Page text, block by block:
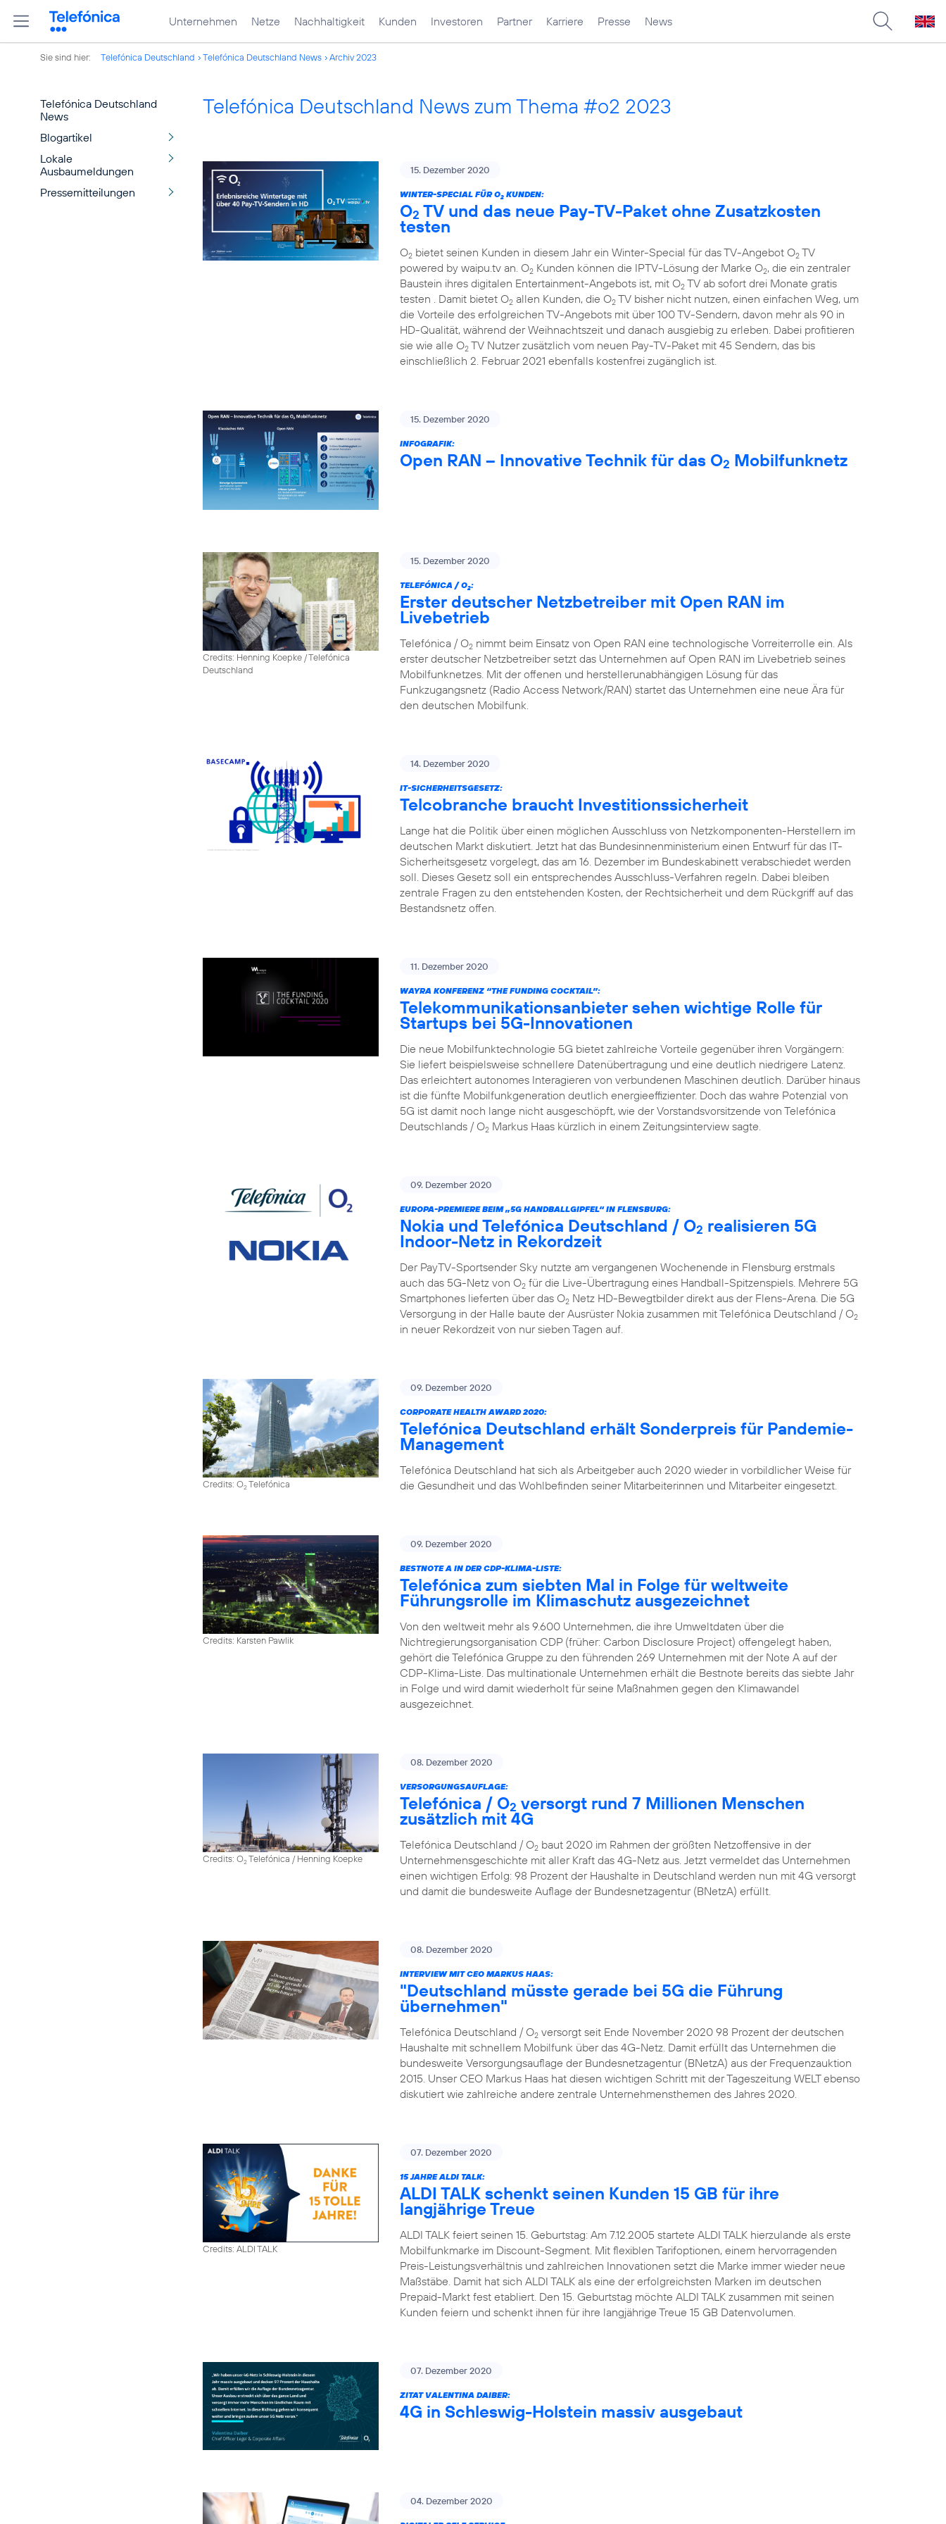
Unternehmen Netze Nachhaltigkeit Kunden Investoren Partner Karriere Presse News
Sie sind hier: Telefónica Deutschland Telefónica Deutschland News Archiv 2023
Telefónica Deutschland
News
Blogartikel
Lokale
Ausbaumeldungen
Pressemitteilungen
Telefónica Deutschland News zum Thema #o2 2023
15. Dezember 2020
WINTER-SPECIAL FÜR O2 KUNDEN:
O2 TV und das neue Pay-TV-Paket ohne Zusatzkosten
testen
O2 bietet seinen Kunden in diesem Jahr ein Winter-Special für das TV-Angebot O2 TV
powered by waipu.tv an. O2 Kunden können die IPTV-Lösung der Marke O2, die ein zentraler
Baustein ihres digitalen Entertainment-Angebots ist, mit O2 TV ab sofort drei Monate gratis
testen . Damit bietet O2 allen Kunden, die O2 TV bisher nicht nutzen, einen einfachen Weg, um
die Vorteile des erfolgreichen TV-Angebots mit über 100 TV-Sendern, davon mehr als 90 in
HD-Qualität, während der Weihnachtszeit und danach ausgiebig zu erleben. Dabei profitieren
sie wie alle O2 TV Nutzer zusätzlich vom neuen Pay-TV-Paket mit 45 Sendern, das bis
einschließlich 2. Februar 2021 ebenfalls kostenfrei zugänglich ist.
15. Dezember 2020
INFOGRAFIK:
Open RAN – Innovative Technik für das O2 Mobilfunknetz
Credits: Henning Koepke / Telefónica
Deutschland
15. Dezember 2020
TELEFÓNICA / O2:
Erster deutscher Netzbetreiber mit Open RAN im
Livebetrieb
Telefónica / O2 nimmt beim Einsatz von Open RAN eine technologische Vorreiterrolle ein. Als
erster deutscher Netzbetreiber setzt das Unternehmen auf Open RAN im Livebetrieb seines
Mobilfunknetzes. Mit der offenen und herstellerunabhängigen Lösung für das
Funkzugangsnetz (Radio Access Network/RAN) startet das Unternehmen eine neue Ära für
den deutschen Mobilfunk.
14. Dezember 2020
IT-SICHERHEITSGESETZ:
Telcobranche braucht Investitionssicherheit
Lange hat die Politik über einen möglichen Ausschluss von Netzkomponenten-Herstellern im
deutschen Markt diskutiert. Jetzt hat das Bundesinnenministerium einen Entwurf für das IT-
Sicherheitsgesetz vorgelegt, das am 16. Dezember im Bundeskabinett verabschiedet werden
soll. Dieses Gesetz soll ein entsprechendes Ausschluss-Verfahren regeln. Dabei bleiben
zentrale Fragen zu den entstehenden Kosten, der Rechtsicherheit und dem Rückgriff auf das
Bestandsnetz offen.
11. Dezember 2020
WAYRA KONFERENZ “THE FUNDING COCKTAIL”:
Telekommunikationsanbieter sehen wichtige Rolle für
Startups bei 5G-Innovationen
Die neue Mobilfunktechnologie 5G bietet zahlreiche Vorteile gegenüber ihren Vorgängern:
Sie liefert beispielsweise schnellere Datenübertragung und eine deutlich niedrigere Latenz.
Das erleichtert autonomes Interagieren von verbundenen Maschinen deutlich. Darüber hinaus
ist die fünfte Mobilfunkgeneration deutlich energieeffizienter. Doch das wahre Potenzial von
5G ist damit noch lange nicht ausgeschöpft, wie der Vorstandsvorsitzende von Telefónica
Deutschlands / O2 Markus Haas kürzlich in einem Zeitungsinterview sagte.
09. Dezember 2020
EUROPA-PREMIERE BEIM „5G HANDBALLGIPFEL“ IN FLENSBURG:
Nokia und Telefónica Deutschland / O2 realisieren 5G
Indoor-Netz in Rekordzeit
Der PayTV-Sportsender Sky nutzte am vergangenen Wochenende in Flensburg erstmals
auch das 5G-Netz von O2 für die Live-Übertragung eines Handball-Spitzenspiels. Mehrere 5G
Smartphones lieferten über das O2 Netz HD-Bewegtbilder direkt aus der Flens-Arena. Die 5G
Versorgung in der Halle baute der Ausrüster Nokia zusammen mit Telefónica Deutschland / O2
in neuer Rekordzeit von nur sieben Tagen auf.
Credits: O2Telefónica
09. Dezember 2020
CORPORATE HEALTH AWARD 2020:
Telefónica Deutschland erhält Sonderpreis für Pandemie-
Management
Telefónica Deutschland hat sich als Arbeitgeber auch 2020 wieder in vorbildlicher Weise für
die Gesundheit und das Wohlbefinden seiner Mitarbeiterinnen und Mitarbeiter eingesetzt.
Credits: Karsten Pawlik
09. Dezember 2020
BESTNOTE A IN DER CDP-KLIMA-LISTE:
Telefónica zum siebten Mal in Folge für weltweite
Führungsrolle im Klimaschutz ausgezeichnet
Von den weltweit mehr als 9.600 Unternehmen, die ihre Umweltdaten über die
Nichtregierungsorganisation CDP (früher: Carbon Disclosure Project) offengelegt haben,
gehört die Telefónica Gruppe zu den führenden 269 Unternehmen mit der Note A auf der
CDP-Klima-Liste. Das multinationale Unternehmen erhält die Bestnote bereits das siebte Jahr
in Folge und wird damit wiederholt für seine Maßnahmen gegen den Klimawandel
ausgezeichnet.
Credits: O2Telefónica / Henning Koepke
08. Dezember 2020
VERSORGUNGSAUFLAGE:
Telefónica / O2 versorgt rund 7 Millionen Menschen
zusätzlich mit 4G
Telefónica Deutschland / O2 baut 2020 im Rahmen der größten Netzoffensive in der
Unternehmensgeschichte mit aller Kraft das 4G-Netz aus. Jetzt vermeldet das Unternehmen
einen wichtigen Erfolg: 98 Prozent der Haushalte in Deutschland werden nun mit 4G versorgt
und damit die bundesweite Auflage der Bundesnetzagentur (BNetzA) erfüllt.
08. Dezember 2020
INTERVIEW MIT CEO MARKUS HAAS:
"Deutschland müsste gerade bei 5G die Führung
übernehmen"
Telefónica Deutschland / O2 versorgt seit Ende November 2020 98 Prozent der deutschen
Haushalte mit schnellem Mobilfunk über das 4G-Netz. Damit erfüllt das Unternehmen die
bundesweite Versorgungsauflage der Bundesnetzagentur (BNetzA) aus der Frequenzauktion
2015. Unser CEO Markus Haas hat diesen wichtigen Schritt mit der Tageszeitung WELT ebenso
diskutiert wie zahlreiche andere zentrale Unternehmensthemen des Jahres 2020.
Credits: ALDI TALK
07. Dezember 2020
15 JAHRE ALDI TALK:
ALDI TALK schenkt seinen Kunden 15 GB für ihre
langjährige Treue
ALDI TALK feiert seinen 15. Geburtstag: Am 7.12.2005 startete ALDI TALK hierzulande als erste
Mobilfunkmarke im Discount-Segment. Mit flexiblen Tarifoptionen, einem hervorragenden
Preis-Leistungsverhältnis und zahlreichen Innovationen setzt die Marke immer wieder neue
Maßstäbe. Damit hat sich ALDI TALK als eine der erfolgreichsten Marken im deutschen
Prepaid-Markt fest etabliert. Den 15. Geburtstag möchte ALDI TALK zusammen mit seinen
Kunden feiern und schenkt ihnen für ihre langjährige Treue 15 GB Datenvolumen.
07. Dezember 2020
ZITAT VALENTINA DAIBER:
4G in Schleswig-Holstein massiv ausgebaut
04. Dezember 2020